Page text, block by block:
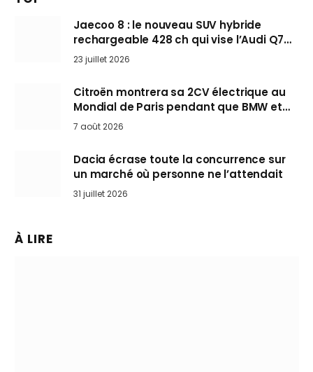
Jaecoo 8 : le nouveau SUV hybride
rechargeable 428 ch qui vise l’Audi Q7
arrive en Europe cet automne
23 juillet 2026
Citroën montrera sa 2CV électrique au
Mondial de Paris pendant que BMW et
Mini désertent le salon
7 août 2026
Dacia écrase toute la concurrence sur
un marché où personne ne l’attendait
31 juillet 2026
À LIRE